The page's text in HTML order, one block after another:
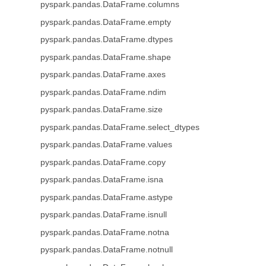
pyspark.pandas.DataFrame.columns
pyspark.pandas.DataFrame.empty
pyspark.pandas.DataFrame.dtypes
pyspark.pandas.DataFrame.shape
pyspark.pandas.DataFrame.axes
pyspark.pandas.DataFrame.ndim
pyspark.pandas.DataFrame.size
pyspark.pandas.DataFrame.select_dtypes
pyspark.pandas.DataFrame.values
pyspark.pandas.DataFrame.copy
pyspark.pandas.DataFrame.isna
pyspark.pandas.DataFrame.astype
pyspark.pandas.DataFrame.isnull
pyspark.pandas.DataFrame.notna
pyspark.pandas.DataFrame.notnull